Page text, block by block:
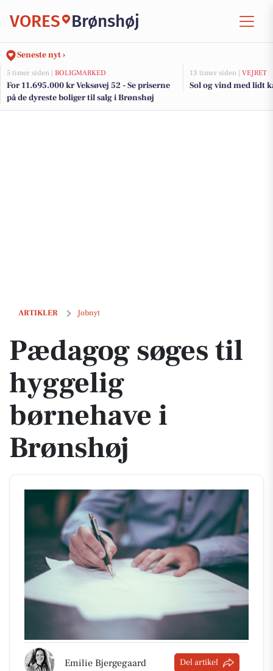
VORES Brønshøj
Seneste nyt ›
5 timer siden | BOLIGMARKED
For 11.695.000 kr Veksøvej 52 - Se priserne
på de dyreste boliger til salg i Brønshøj
13 timer siden | VEJRET
Sol og vind med lidt
ARTIKLER Jobnyt
Pædagog søges til hyggelig børnehave i Brønshøj
Pædagog søges til
hyggelig
børnehave i
Brønshøj
Emilie Bjergegaard Del artikel